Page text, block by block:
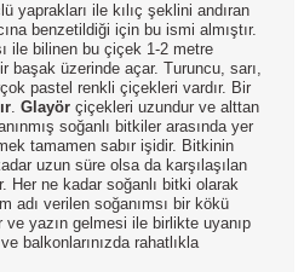
yaprakları ile kılıç şeklini andıran
benzetildiği için bu ismi almıştır.
ile bilinen bu çiçek 1-2 metre
başak üzerinde açar. Turuncu, sarı,
pastel renkli çiçekleri vardır. Bir
. Glayör çiçekleri uzundur ve alttan
soğanlı bitkiler arasında yer
tamamen sabır işidir. Bitkinin
uzun süre olsa da karşılaşılan
Her ne kadar soğanlı bitki olarak
adı verilen soğanımsı bir kökü
ve yazın gelmesi ile birlikte uyanıp
balkonlarınızda rahatlıkla